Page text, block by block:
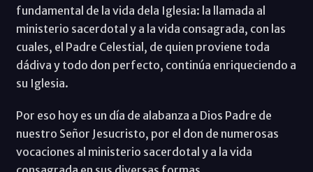
fundamental de la vida dela Iglesia: la llamada al
ministerio sacerdotal y a la vida consagrada, con las
cuales, el Padre Celestial, de quien proviene toda
dádiva y todo don perfecto, continúa enriqueciendo a
su Iglesia.
Por eso hoy es un día de alabanza a Dios Padre de
nuestro Señor Jesucristo, por el don de numerosas
vocaciones al ministerio sacerdotal y a la vida